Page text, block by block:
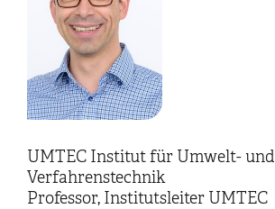
UMTEC Institut für Umwelt- und
Verfahrenstechnik
Professor, Institutsleiter UMTEC